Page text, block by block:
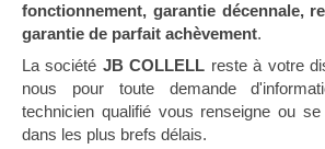
fonctionnement, garantie décennale,
garantie de parfait achèvement.
La société JB COLLELL reste à votre
nous pour toute demande
technicien qualifié vous renseigne ou
dans les plus brefs délais.